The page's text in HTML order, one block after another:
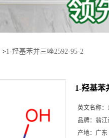
>1-羟基苯并三唑2592-95-2
1-羟基苯
英文名称：
品牌： 翁江
产地： 广东